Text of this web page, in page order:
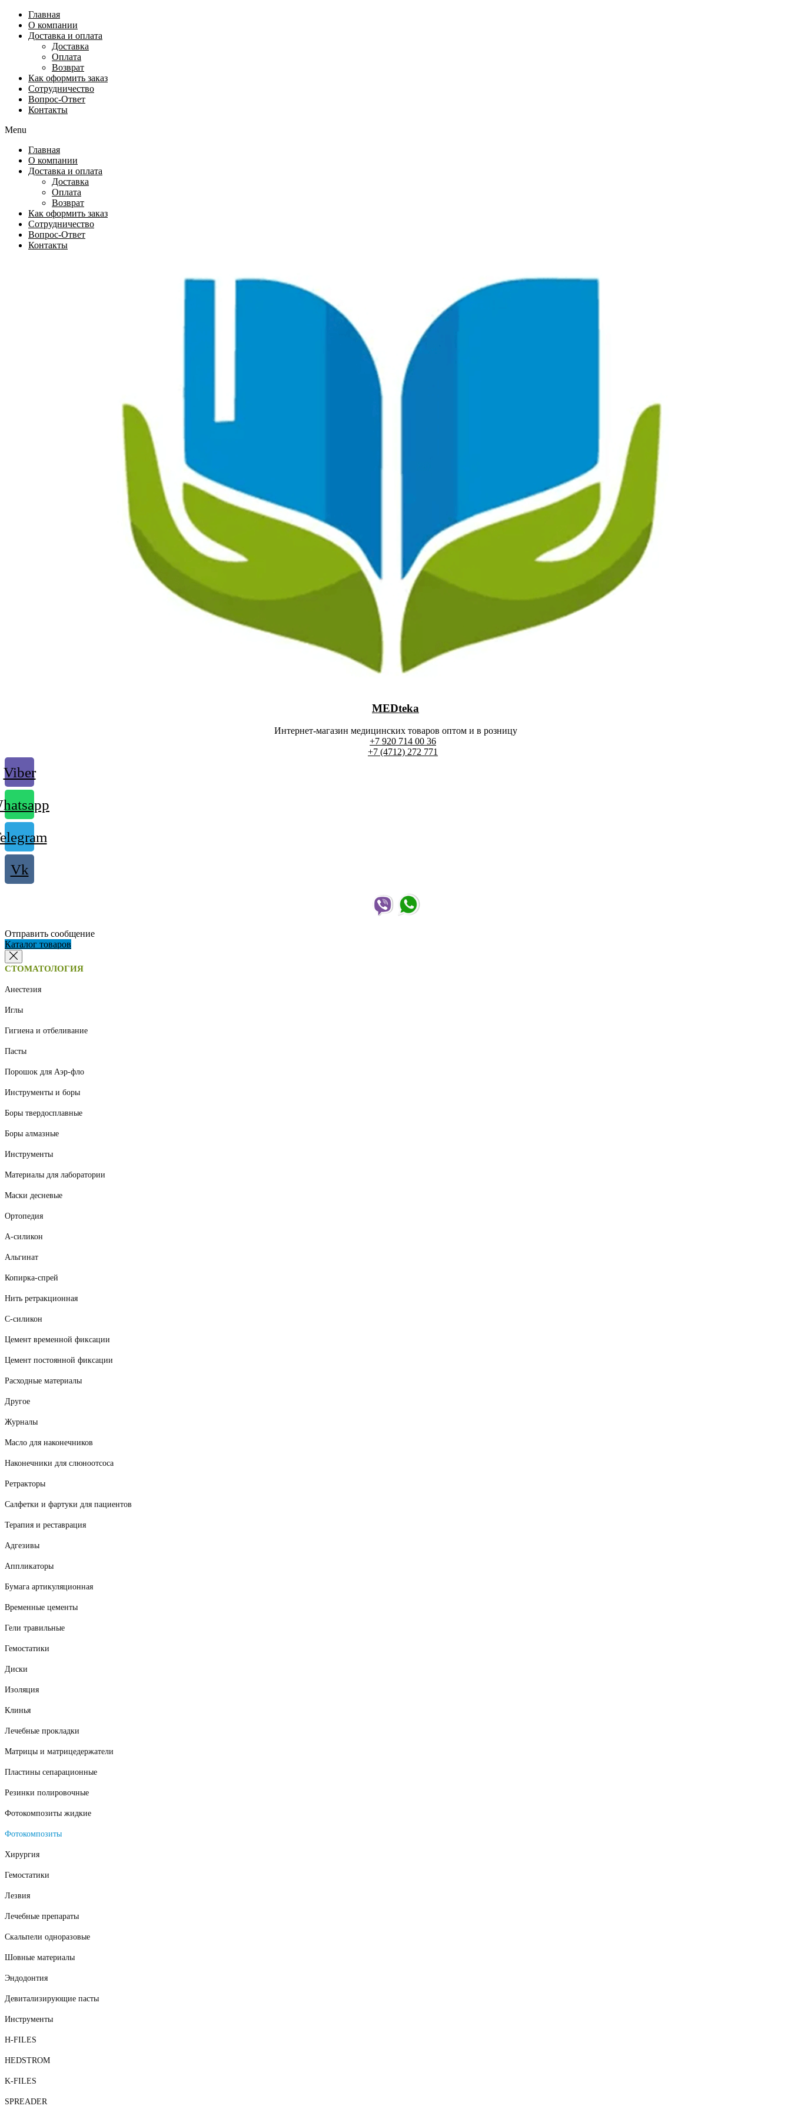
Перейти
содержимому
Главная
О компании
Доставка и оплата
Доставка
Оплата
Возврат
Как оформить заказ
Сотрудничество
Вопрос-Ответ
Контакты
Menu
Главная
О компании
Доставка и оплата
Доставка
Оплата
Возврат
Как оформить заказ
Сотрудничество
Вопрос-Ответ
Контакты
MEDteka
Интернет-магазин медицинских товаров оптом и в розницу
+7 920 714 00 36
+7 (4712) 272 771
Viber
Vk
Отправить сообщение
Каталог товаров
СТОМАТОЛОГИЯ
Анестезия
Иглы
Гигиена и отбеливание
Пасты
Порошок для Аэр-фло
Инструменты и боры
Боры твердосплавные
Боры алмазные
Инструменты
Материалы для лаборатории
Маски десневые
Ортопедия
А-силикон
Альгинат
Копирка-спрей
Нить ретракционная
С-силикон
Цемент временной фиксации
Цемент постоянной фиксации
Расходные материалы
Другое
Журналы
Масло для наконечников
Наконечники для слюноотсоса
Ретракторы
Салфетки и фартуки для пациентов
Терапия и реставрация
Адгезивы
Аппликаторы
Бумага артикуляционная
Временные цементы
Гели травильные
Гемостатики
Диски
Изоляция
Клинья
Лечебные прокладки
Матрицы и матрицедержатели
Пластины сепарационные
Резинки полировочные
Фотокомпозиты жидкие
Фотокомпозиты
Хирургия
Гемостатики
Лезвия
Лечебные препараты
Скальпели одноразовые
Шовные материалы
Эндодонтия
Девитализирующие пасты
Инструменты
H-FILES
HEDSTROM
K-FILES
SPREADER